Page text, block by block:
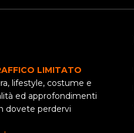
LIMITATO
lifestyle, costume e
ed approfondimenti
dovete perdervi